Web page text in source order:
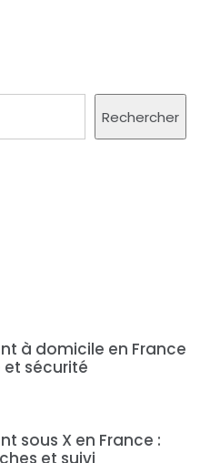
Rechercher
à domicile en France
et sécurité
sous X en France :